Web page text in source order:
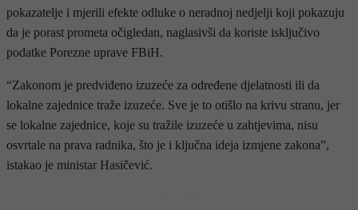
pokazatelje i mjerili efekte odluke o neradnoj nedjelji koji pokazuju
da je porast prometa očigledan, naglasivši da koriste isključivo
podatke Porezne uprave FBiH.
“Zakonom je predviđeno izuzeće za određene djelatnosti ili da
lokalne zajednice traže izuzeće. Sve je to otišlo na krivu stranu, jer
se lokalne zajednice, koje su tražile izuzeće u zahtjevima, nisu
osvrtale na prava radnika, što je i ključna ideja izmjene zakona”,
istakao je ministar Hasičević.